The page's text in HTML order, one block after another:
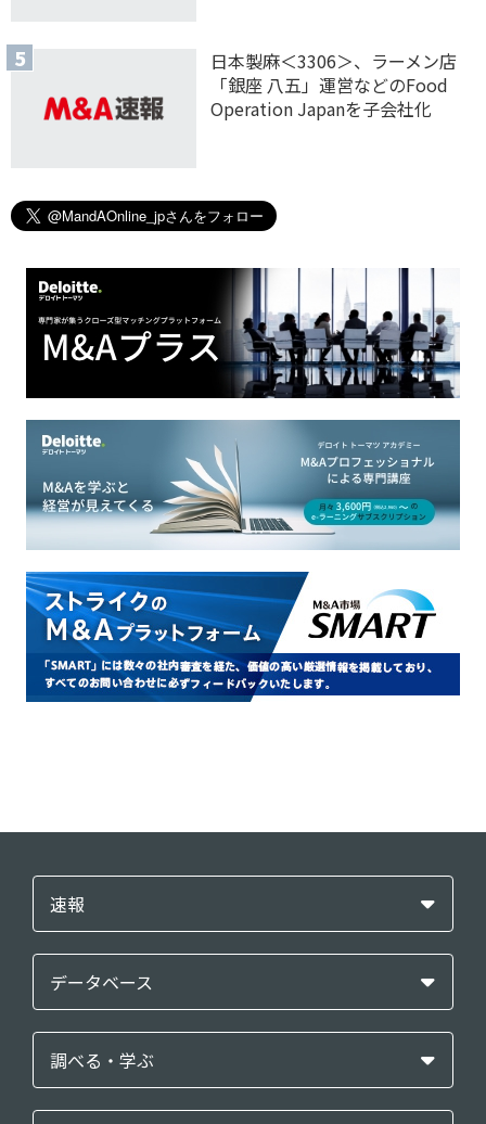
日本製麻＜3306＞、ラーメン店
「銀座 八五」運営などのFood
Operation Japanを子会社化
速報
データベース
調べる・学ぶ